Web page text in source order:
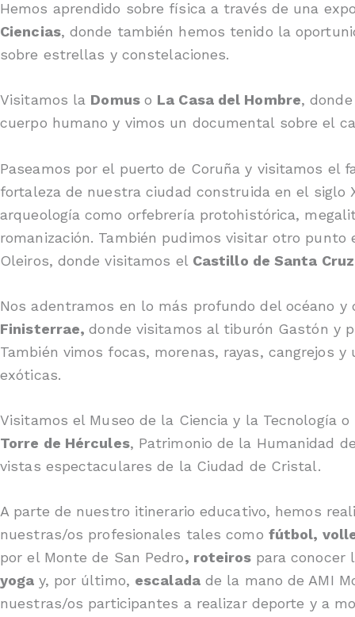
Hemos aprendido sobre física a través de una
Ciencias, donde también hemos tenido la
sobre estrellas y constelaciones.
Visitamos la Domus o La Casa del Hombre,
cuerpo humano y vimos un documental sobre el
Paseamos por el puerto de Coruña y visitamos el
fortaleza de nuestra ciudad construida en el siglo
arqueología como orfebrería protohistórica,
romanización. También pudimos visitar otro
Oleiros, donde visitamos el Castillo de Santa Cruz
Nos adentramos en lo más profundo del océano
Finisterrae,donde visitamos al tiburón Gastón y
También vimos focas, morenas, rayas, cangrejos
exóticas.
Visitamos el Museo de la Ciencia y la Tecnología o
Torre de Hércules, Patrimonio de la Humanidad
vistas espectaculares de la Ciudad de Cristal.
A parte de nuestro itinerario educativo, hemos
nuestras/os profesionales tales como fútbol,
por el Monte de San Pedro, roteiros para conocer
yoga y, por último, escaladade la mano de AMI
nuestras/os participantes a realizar deporte y a